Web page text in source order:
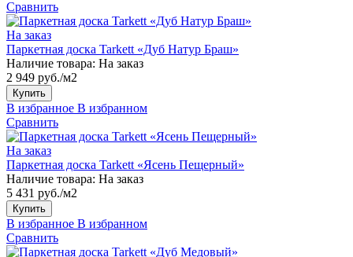
Сравнить
На заказ
Паркетная доска Tarkett «Дуб Натур Браш»
Наличие товара: На заказ
2 949 руб./м2
Купить
В избранное В избранном
Сравнить
На заказ
Паркетная доска Tarkett «Ясень Пещерный»
Наличие товара: На заказ
5 431 руб./м2
Купить
В избранное В избранном
Сравнить